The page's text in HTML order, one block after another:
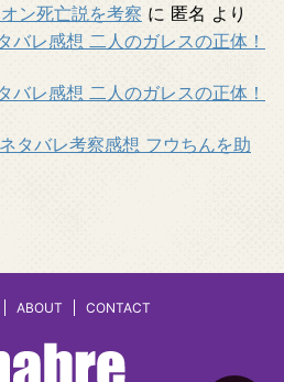
ン死亡説を考察 に 匿名 より
バレ感想 二人のガレスの正体！
バレ感想 二人のガレスの正体！
タバレ考察感想 フウちんを助
ABOUT CONTACT